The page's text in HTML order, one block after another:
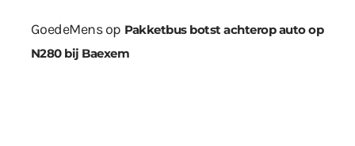
GoedeMensop Pakketbus botst achterop auto op
N280 bij Baexem